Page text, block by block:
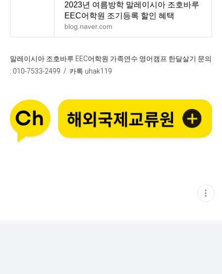
2023년 여름방학 말레이시아 조호바루
EEC어학원 조기등록 할인 혜택
blog.naver.com
말레이시아 조호바루 EEC어학원 가족연수 영어캠프 한달살기 문의
: 010-7533-2499 / 카톡 uhak119
현
재